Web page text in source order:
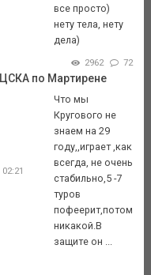
все просто)
нету тела, нету
дела)
2962 72
по Мартирене
Что мы
Кругового не
знаем на 29
году,,играет ,как
всегда, не очень
стабильно,5 -7
туров
пофеерит,потом
никакой.В
защите он ...